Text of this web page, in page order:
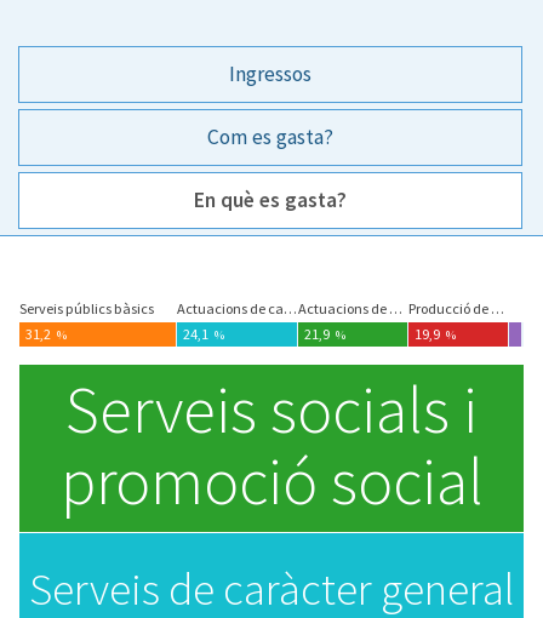
Ingressos
Com es gasta?
En què es gasta?
31,2 %
Serveis públics bàsics
24,1 %
Actuacions de caràcter general
21,9 %
Actuacions de protecció i promoció social
19,9 %
Producció de béns públics de caràcter preferent
Serveis socials i
promoció social
Serveis de caràcter general